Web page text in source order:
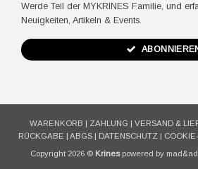
Werde Teil der MYKRINES Familie, und
Neuigkeiten, Artikeln & Events.
WARENKORB | ZAHLUNG | VERSAND &
RÜCKGABE | ABGS | DATENSCHUTZ |
Copyright 2026 © Krinespowered by